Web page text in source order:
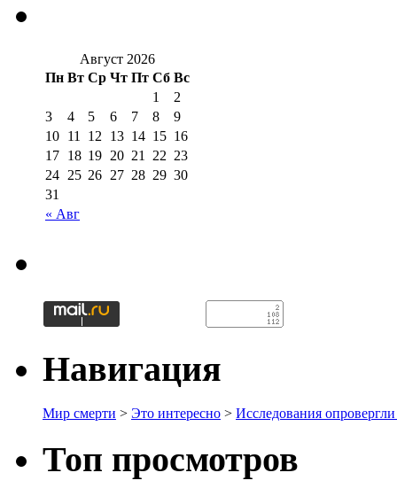
Август 2026
Пн Вт Ср Чт Пт Сб Вс
« Авг
1
2
3
4 5 6 7 8
9
10 11 12 13 14 15 16
17 18 19 20 21 22 23
24 25 26 27 28 29 30
31
Навигация
Мир смерти > Это интересно > Исследования
Топ просмотров